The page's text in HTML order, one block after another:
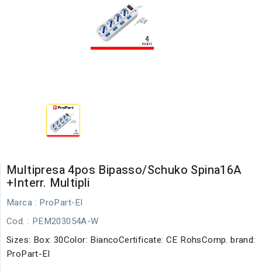
Multipresa 4pos Bipasso/schuko Spina16A
+interr. Multipli
Marca : ProPart-El
Cod. : PEM203054A-W
Sizes: Box: 30Color: BiancoCertificate: CE RohsComp. brand:
ProPart-El